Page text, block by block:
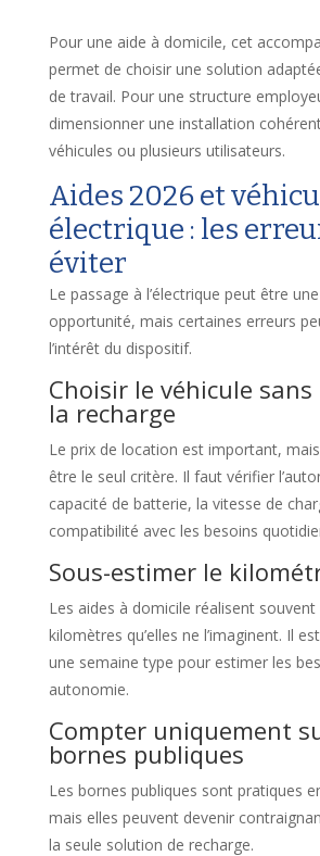
Pour une aide à domicile, cet
permet de choisir une solution
de travail. Pour une structure
dimensionner une installation
véhicules ou plusieurs utilisateurs.
Aides 2026 et
électrique : les
éviter
Le passage à l’électrique peut être
opportunité, mais certaines erreurs
l’intérêt du dispositif.
Choisir le véhicule sans
la recharge
Le prix de location est important,
être le seul critère. Il faut vérifier
capacité de batterie, la vitesse de
compatibilité avec les besoins
Sous-estimer le
Les aides à domicile réalisent souvent
kilomètres qu’elles ne l’imaginent. Il
une semaine type pour estimer les
autonomie.
Compter uniquement
bornes publiques
Les bornes publiques sont pratiques
mais elles peuvent devenir
la seule solution de recharge.